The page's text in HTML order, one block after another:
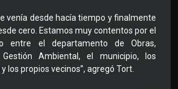
venía desde hacía tiempo y finalmente
cero. Estamos muy contentos por el
entre el departamento de Obras,
Gestión Ambiental, el municipio, los
los propios vecinos”, agregó Tort.